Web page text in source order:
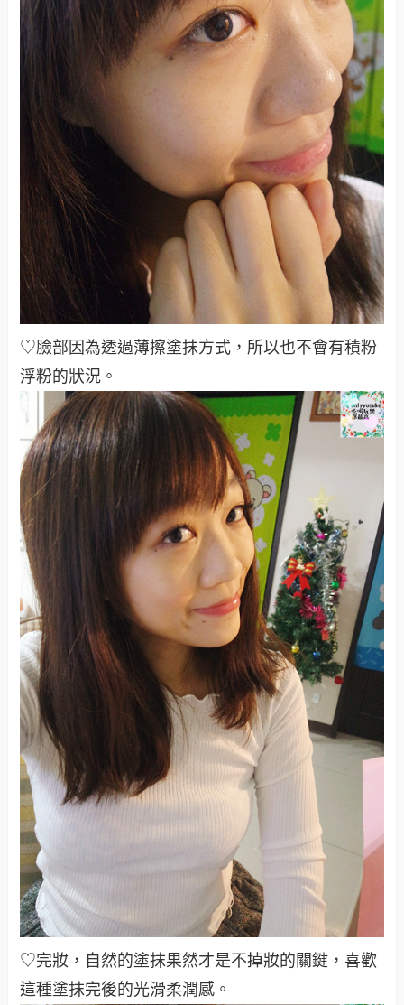
♡臉部因為透過薄擦塗抹方式，所以也不會有積粉
浮粉的狀況。
♡完妝，自然的塗抹果然才是不掉妝的關鍵，喜歡
這種塗抹完後的光滑柔潤感。